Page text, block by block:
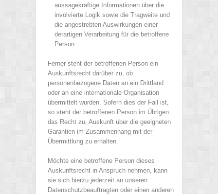
aussagekräftige Informationen über die
involvierte Logik sowie die Tragweite und
die angestrebten Auswirkungen einer
derartigen Verarbeitung für die betroffene
Person
Ferner steht der betroffenen Person ein
Auskunftsrecht darüber zu, ob
personenbezogene Daten an ein Drittland
oder an eine internationale Organisation
übermittelt wurden. Sofern dies der Fall ist,
so steht der betroffenen Person im Übrigen
das Recht zu, Auskunft über die geeigneten
Garantien im Zusammenhang mit der
Übermittlung zu erhalten.
Möchte eine betroffene Person dieses
Auskunftsrecht in Anspruch nehmen, kann
sie sich hierzu jederzeit an unseren
Datenschutzbeauftragten oder einen anderen